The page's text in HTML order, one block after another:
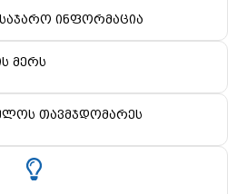
ინფორმაცია
მერს
თავმჯდომარეს